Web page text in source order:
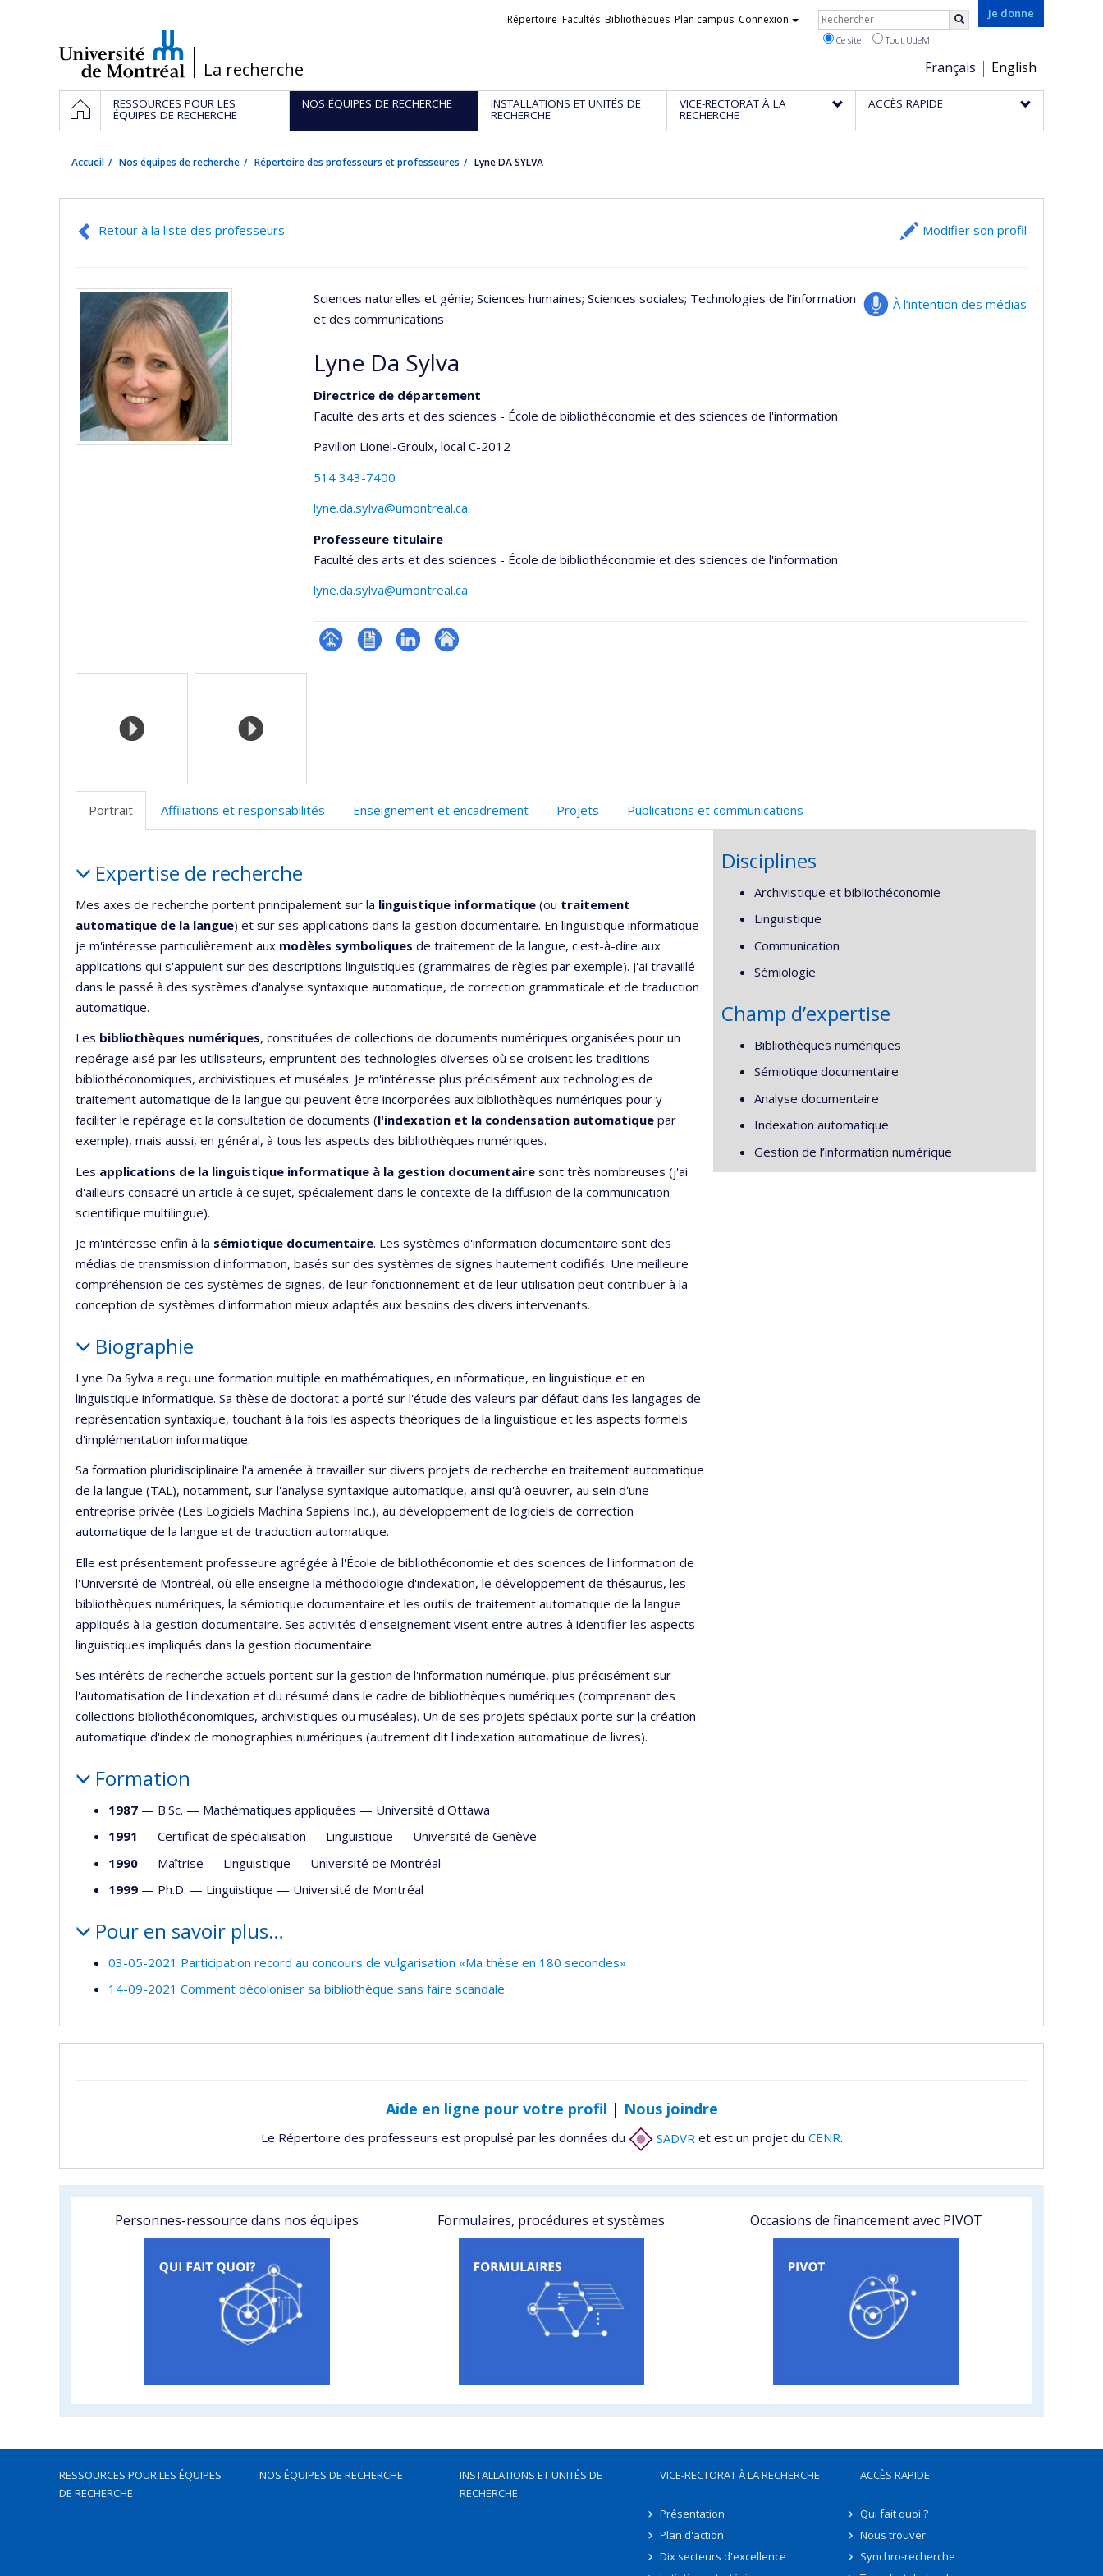
/La recherche
Je donne
Choix
de
la
Français English
Liens
Répertoire Facultés Bibliothèques Plan campus Connexion Rechercher
Ce site Tout UdeM
Navigation
principale
ACCUEILRESSOURCES POUR LES
ÉQUIPES DE RECHERCHE
NOS ÉQUIPES DE RECHERCHE INSTALLATIONS ET UNITÉS DE
RECHERCHE
VICE-RECTORAT À LA
RECHERCHE
ACCÈS RAPIDE
Accueil Nos équipes de recherche Répertoire des professeurs et professeures Lyne DA SYLVA
Retour à la liste des professeurs Modifier son profil
À l’intention des médias
Sciences naturelles et génie; Sciences humaines; Sciences sociales; Technologies de l’information
et des communications
Lyne Da Sylva
Directrice de département
Faculté des arts et des sciences - École de bibliothéconomie et des sciences de l'information
Pavillon Lionel-Groulx, local C-2012
514 343-7400
lyne.da.sylva@umontreal.ca
Professeure titulaire
Faculté des arts et des sciences - École de bibliothéconomie et des sciences de l'information
lyne.da.sylva@umontreal.ca
Page CV LinkedInAutre
Médias
Portrait Affiliations et responsabilités Enseignement et encadrement Projets Publications et communications
Expertise de recherche
Mes axes de recherche portent principalement sur la linguistique informatique (ou traitement
automatique de la langue) et sur ses applications dans la gestion documentaire. En linguistique informatique
je m'intéresse particulièrement aux modèles symboliques de traitement de la langue, c'est-à-dire aux
applications qui s'appuient sur des descriptions linguistiques (grammaires de règles par exemple). J'ai travaillé
dans le passé à des systèmes d'analyse syntaxique automatique, de correction grammaticale et de traduction
automatique.
Les bibliothèques numériques, constituées de collections de documents numériques organisées pour un
repérage aisé par les utilisateurs, empruntent des technologies diverses où se croisent les traditions
bibliothéconomiques, archivistiques et muséales. Je m'intéresse plus précisément aux technologies de
traitement automatique de la langue qui peuvent être incorporées aux bibliothèques numériques pour y
faciliter le repérage et la consultation de documents (l'indexation et la condensation automatique par
exemple), mais aussi, en général, à tous les aspects des bibliothèques numériques.
Les applications de la linguistique informatique à la gestion documentaire sont très nombreuses (j'ai
d'ailleurs consacré un article à ce sujet, spécialement dans le contexte de la diffusion de la communication
scientifique multilingue).
Je m'intéresse enfin à la sémiotique documentaire. Les systèmes d'information documentaire sont des
médias de transmission d'information, basés sur des systèmes de signes hautement codifiés. Une meilleure
compréhension de ces systèmes de signes, de leur fonctionnement et de leur utilisation peut contribuer à la
conception de systèmes d'information mieux adaptés aux besoins des divers intervenants.
Biographie
Lyne Da Sylva a reçu une formation multiple en mathématiques, en informatique, en linguistique et en
linguistique informatique. Sa thèse de doctorat a porté sur l'étude des valeurs par défaut dans les langages de
représentation syntaxique, touchant à la fois les aspects théoriques de la linguistique et les aspects formels
d'implémentation informatique.
Sa formation pluridisciplinaire l'a amenée à travailler sur divers projets de recherche en traitement automatique
de la langue (TAL), notamment, sur l'analyse syntaxique automatique, ainsi qu'à oeuvrer, au sein d'une
entreprise privée (Les Logiciels Machina Sapiens Inc.), au développement de logiciels de correction
automatique de la langue et de traduction automatique.
Elle est présentement professeure agrégée à l'École de bibliothéconomie et des sciences de l'information de
l'Université de Montréal, où elle enseigne la méthodologie d'indexation, le développement de thésaurus, les
bibliothèques numériques, la sémiotique documentaire et les outils de traitement automatique de la langue
appliqués à la gestion documentaire. Ses activités d'enseignement visent entre autres à identifier les aspects
linguistiques impliqués dans la gestion documentaire.
Ses intérêts de recherche actuels portent sur la gestion de l'information numérique, plus précisément sur
l'automatisation de l'indexation et du résumé dans le cadre de bibliothèques numériques (comprenant des
collections bibliothéconomiques, archivistiques ou muséales). Un de ses projets spéciaux porte sur la création
automatique d'index de monographies numériques (autrement dit l'indexation automatique de livres).
Formation
1987 — B.Sc. — Mathématiques appliquées — Université d'Ottawa
1991 — Certificat de spécialisation — Linguistique — Université de Genève
1990 — Maîtrise — Linguistique — Université de Montréal
1999 — Ph.D. — Linguistique — Université de Montréal
Pour en savoir plus…
03-05-2021 Participation record au concours de vulgarisation «Ma thèse en 180 secondes»
14-09-2021 Comment décoloniser sa bibliothèque sans faire scandale
Disciplines
Archivistique et bibliothéconomie
Linguistique
Communication
Sémiologie
Champ d’expertise
Bibliothèques numériques
Sémiotique documentaire
Analyse documentaire
Indexation automatique
Gestion de l’information numérique
Aide en ligne pour votre profil | Nous joindre
Le Répertoire des professeurs est propulsé par les données du SADVR et est un projet du CENR.
Personnes-ressource dans nos équipes Formulaires, procédures et systèmes Occasions de financement avec PIVOT
RESSOURCES POUR LES ÉQUIPES
DE RECHERCHE
NOS ÉQUIPES DE RECHERCHE
INSTALLATIONS ET UNITÉS DE
RECHERCHE
VICE-RECTORAT À LA RECHERCHE
Présentation
Plan d'action
Dix secteurs d'excellence
ACCÈS RAPIDE
Qui fait quoi ?
Nous trouver
Synchro-recherche